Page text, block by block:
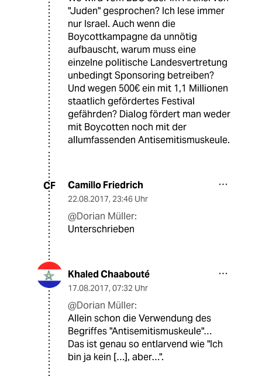
"Juden" gesprochen? Ich lese immer
nur Israel. Auch wenn die
Boycottkampagne da unnötig
aufbauscht, warum muss eine
einzelne politische Landesvertretung
unbedingt Sponsoring betreiben?
Und wegen 500€ ein mit 1,1 Millionen
staatlich gefördertes Festival
gefährden? Dialog fördert man weder
mit Boycotten noch mit der
allumfassenden Antisemitismuskeule.
CF Camillo Friedrich
22.08.2017, 23:46 Uhr
@Dorian Müller:
Unterschrieben
Khaled Chaabouté
17.08.2017, 07:32 Uhr
@Dorian Müller:
Allein schon die Verwendung des
Begriffes "Antisemitismuskeule"…
Das ist genau so entlarvend wie "Ich
bin ja kein […], aber…".